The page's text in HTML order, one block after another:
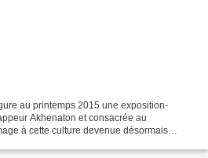
au printemps 2015 une exposition-
Akhenaton et consacrée au
à cette culture devenue désormais